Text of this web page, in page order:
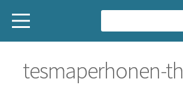
a
k
tesmaperhonen-